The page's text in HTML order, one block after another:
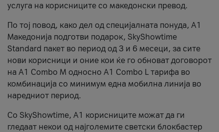
услуга на корисниците со македонски превод.
По тој повод, како дел од специјалната понуда, А1
Македонија подготви подарок, SkyShowtime
Standard пакет во период од 3 и 6 месеци, за сите
нови корисници и оние кои ќе го обноват договорот
на А1 Combo M односно А1 Combo L тарифа во
комбинација со минимум една мобилна линија во
наредниот период.
Со SkyShowtime, А1 корисниците можат да ги
гледаат некои од најголемите светски блокбастер